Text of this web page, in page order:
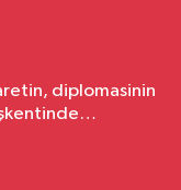
diplomasinin